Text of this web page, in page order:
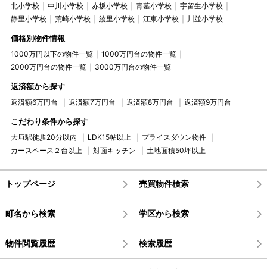
北小学校
中川小学校 赤坂小学校 青墓小学校
宇留生小学校
静里小学校
荒崎小学校 綾里小学校 江東小学校 川並小学校
価格別物件情報
1000万円以下の物件一覧
1000万円台の物件一覧
2000万円台の物件一覧
3000万円台の物件一覧
返済額から探す
返済額6万円台 返済額7万円台 返済額8万円台 返済額9万円台
こだわり条件から探す
大垣駅徒歩20分以内 LDK15帖以上
プライスダウン物件
カースペース２台以上
対面キッチン 土地面積50坪以上
トップページ 売買物件検索
町名から検索 学区から検索
物件閲覧履歴 検索履歴